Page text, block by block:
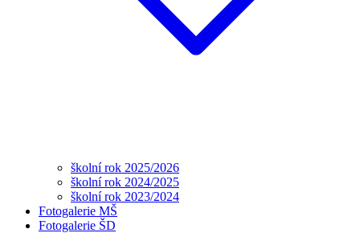
školní rok 2025/2026
školní rok 2024/2025
školní rok 2023/2024
Fotogalerie MŠ
Fotogalerie ŠD